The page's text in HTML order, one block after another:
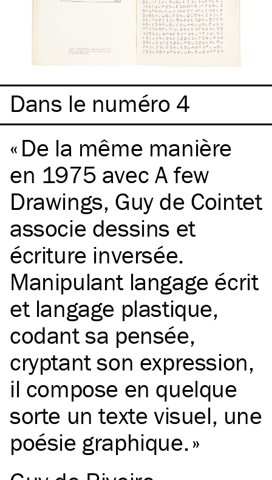
Dans le numéro 4
De la même manière
en 1975 avec A few
Drawings, Guy de Cointet
associe dessins et
écriture inversée.
Manipulant langage écrit
et langage plastique,
codant sa pensée,
cryptant son expression,
il compose en quelque
sorte un texte visuel, une
poésie graphique.